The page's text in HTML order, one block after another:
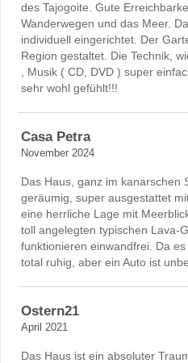
des Tajogoite. Gute
Wanderwegen und das Meer.
individuell eingerichtet. Der
Region gestaltet. Die Technik,
, Musik ( CD, DVD ) super
sehr wohl gefühlt!!!
Casa Petra
November 2024
Das Haus, ganz im kanarschen
geräumig, super ausgestattet
eine herrliche Lage mit
toll angelegten typischen Lava-
funktionieren einwandfrei. Da
total ruhig, aber ein Auto ist
Ostern21
April 2021
Das Haus ist ein absoluter